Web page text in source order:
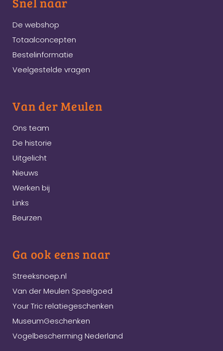
De webshop
Totaalconcepten
Bestelinformatie
Veelgestelde vragen
Van der Meulen
Ons team
De historie
Uitgelicht
Nieuws
Werken bij
Links
Beurzen
Ga ook eens naar
Streeksnoep.nl
Van der Meulen Speelgoed
Your Tric relatiegeschenken
MuseumGeschenken
Vogelbescherming Nederland